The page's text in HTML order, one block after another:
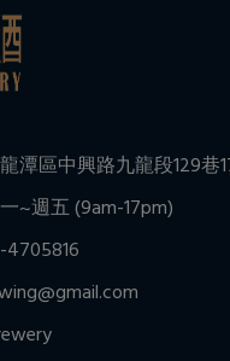
潭區中興路九龍段129巷
~週五 (9am-17pm)